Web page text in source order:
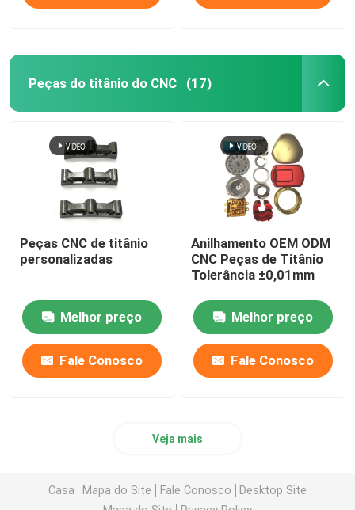
Peças do titânio do CNC (17)
Peças CNC de titânio
personalizadas
Melhor preço
Fale Conosco
Anilhamento OEM ODM
CNC Peças de Titânio
Tolerância ±0,01mm
Melhor preço
Fale Conosco
Veja mais
Casa Mapa do Site Fale Conosco
Desktop Site